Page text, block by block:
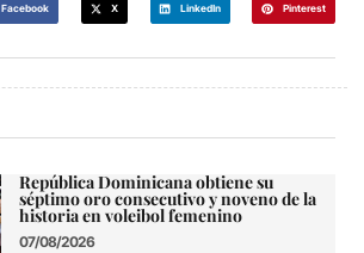
Facebook X LinkedIn Pinterest
República Dominicana obtiene su
séptimo oro consecutivo y noveno de la
historia en voleibol femenino
07/08/2026